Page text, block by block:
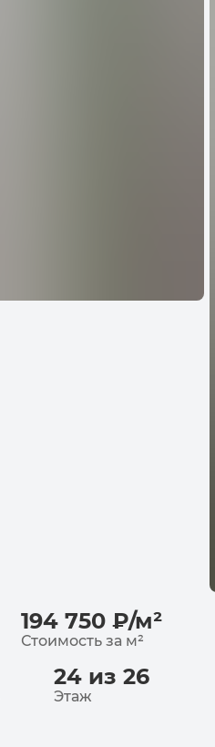
194 750 ₽/м²
Стоимость за м²
24 из 26
Этаж